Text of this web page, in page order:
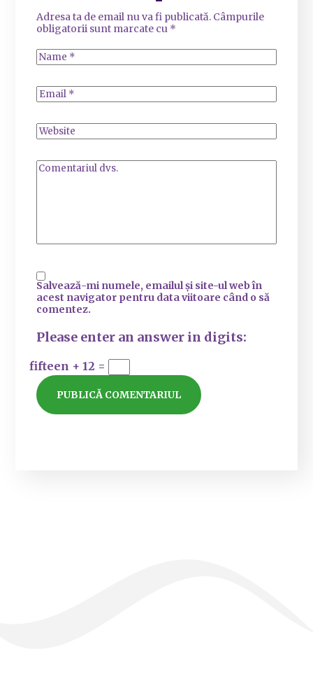
Adresa ta de email nu va fi publicată. Câmpurile
obligatorii sunt marcate cu *
Salvează-mi numele, emailul și site-ul web în
acest navigator pentru data viitoare când o să
comentez.
Please enter an answer in digits:
fifteen + 12 =